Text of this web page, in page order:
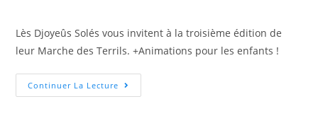
Lès Djoyeûs Solés vous invitent à la troisième édition de
leur Marche des Terrils. +Animations pour les enfants !
Continuer La Lecture